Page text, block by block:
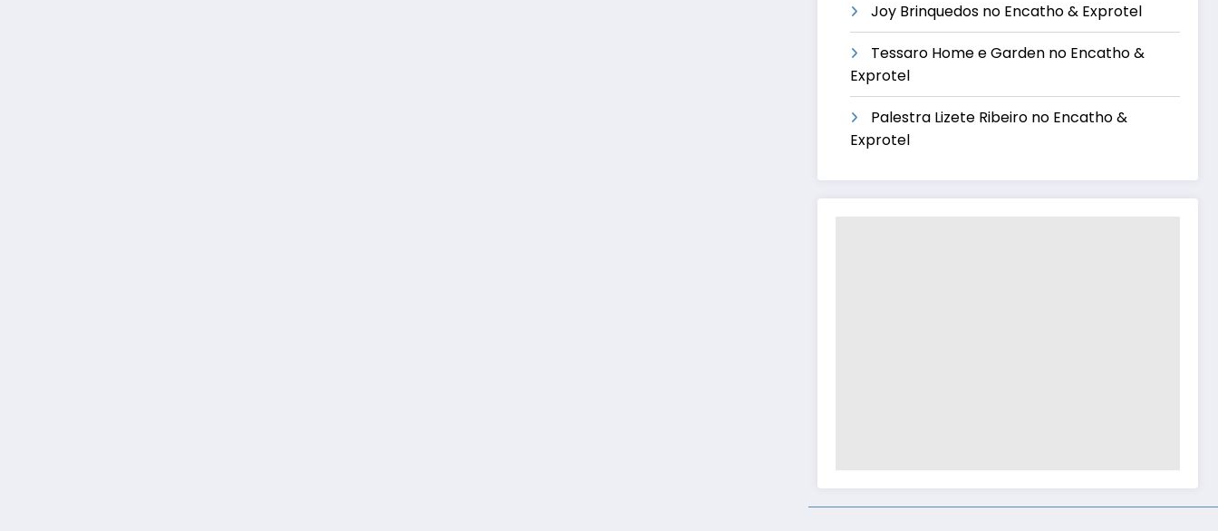
Joy Brinquedos no Encatho & Exprotel
Tessaro Home e Garden no Encatho &
Exprotel
Palestra Lizete Ribeiro no Encatho &
Exprotel